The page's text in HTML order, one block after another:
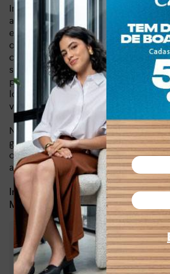
Imagine-se desfilando com esta
a cada passo. Ela é a peça-chave
estilo, seja em um passeio no parque,
ou em um encontro com as amigas.
convite para você experimentar a
se sentir bem consigo mesma. A
permite que você a combine
looks, desde vestidos fluidos a shorts
visual que é ao mesmo tempo
Não perca a chance de ter esta peça
guarda-roupa. A sandália rasteira
opção para quem busca uma
adapta ao seu ritmo de vida, sem abrir
Indicado para:Dia a dia, lazer
Material: Sintético
Altura da sola : 1,50 cm
Cor : Preto